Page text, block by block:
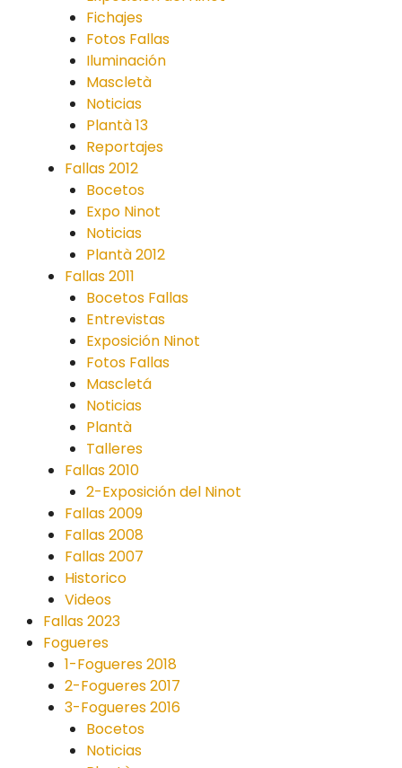
Fichajes
Fotos Fallas
Iluminación
Mascletà
Noticias
Plantà 13
Reportajes
Fallas 2012
Bocetos
Expo Ninot
Noticias
Plantà 2012
Fallas 2011
Bocetos Fallas
Entrevistas
Exposición Ninot
Fotos Fallas
Mascletá
Noticias
Plantà
Talleres
Fallas 2010
2-Exposición del Ninot
Fallas 2009
Fallas 2008
Fallas 2007
Historico
Videos
Fallas 2023
Fogueres
1-Fogueres 2018
2-Fogueres 2017
3-Fogueres 2016
Bocetos
Noticias